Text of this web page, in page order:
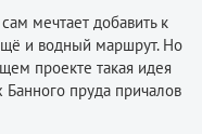
мечтает добавить к
и водный маршрут. Но
проекте такая идея
пруда причалов